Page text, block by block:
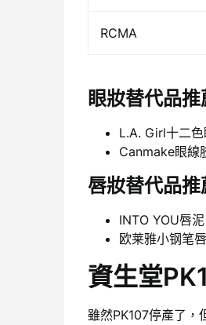
RCMA
眼妝替代品推
L.A. Girl十二
Canmake眼線
唇妝替代品推
INTO YOU唇
欧莱雅小钢笔
資生堂
雖然PK107停產了，